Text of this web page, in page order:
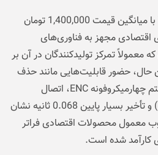
هدفون بلوتوثی T13 ANC 2 با میانگین قیمت 1,400,000 تومان
اقتصادی مجهز به فناوری‌های
معمولاً تمرکز تولیدکنندگان در آن بر
حال، حضور قابلیت‌هایی مانند حذف
نویز فعال 28 دسی‌بل، سیستم چهارمیکروفونه ENC، اتصال
هم‌زمان (Dual Connection) و تأخیر بسیار پایین 0.068 ثانیه نشان
معمول محصولات اقتصادی فراتر
کارآمد شده است.